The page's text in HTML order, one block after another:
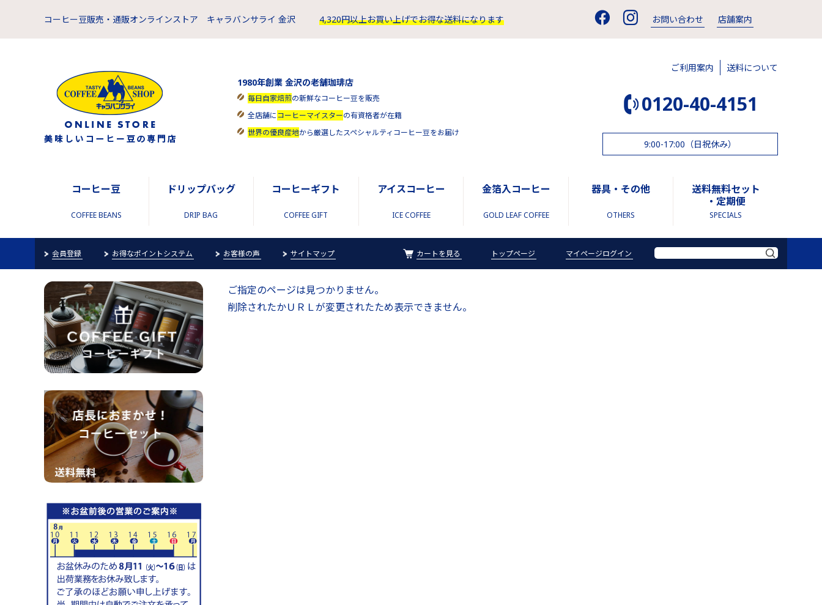
コーヒー豆販売・通販オンラインストア キャラバンサライ 金沢 4,320円以上お買い上げでお得な送料になります お問い合わせ 店舗案内
1980年創業 金沢の老舗珈琲店
毎日自家焙煎の新鮮なコーヒー豆を販売
全店舗にコーヒーマイスターの有資格者が在籍
世界の優良産地から厳選したスペシャルティコーヒー豆をお届け
ご利用案内 送料について
0120-40-4151
9:00-17:00（日祝休み）
コーヒー豆
COFFEE BEANS
ドリップバッグ
DRIP BAG
コーヒーギフト
COFFEE GIFT
アイスコーヒー
ICE COFFEE
金箔入コーヒー
GOLD LEAF COFFEE
器具・その他
OTHERS
送料無料セット
・定期便
SPECIALS
会員登録 お得なポイントシステム お客様の声 サイトマップ カートを見る トップページ マイページログイン
ご指定のページは見つかりません。
削除されたかＵＲＬが変更されたため表示できません。